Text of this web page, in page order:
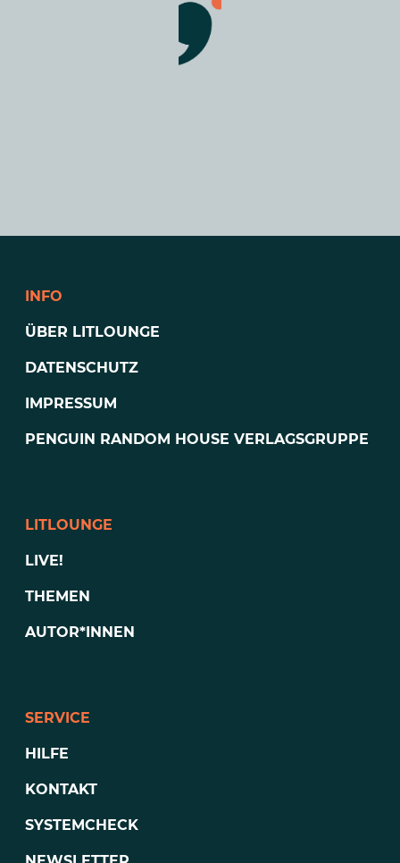
INFO
ÜBER LITLOUNGE
DATENSCHUTZ
IMPRESSUM
PENGUIN RANDOM HOUSE VERLAGSGRUPPE
LITLOUNGE
LIVE!
THEMEN
AUTOR*INNEN
SERVICE
HILFE
KONTAKT
SYSTEMCHECK